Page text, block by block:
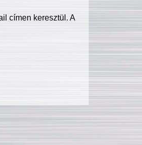
címen keresztül. A